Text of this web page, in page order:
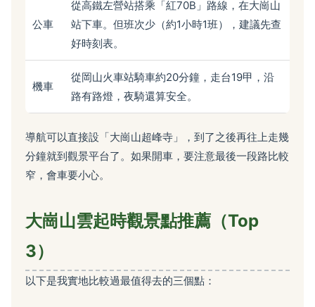
公車
從高鐵左營站搭乘「紅70B」路線，在大崗山
站下車。但班次少（約1小時1班），建議先查
好時刻表。
機車
從岡山火車站騎車約20分鐘，走台19甲，沿
路有路燈，夜騎還算安全。
導航可以直接設「大崗山超峰寺」，到了之後再往上走幾
分鐘就到觀景平台了。如果開車，要注意最後一段路比較
窄，會車要小心。
大崗山雲起時觀景點推薦（Top
3）
以下是我實地比較過最值得去的三個點：